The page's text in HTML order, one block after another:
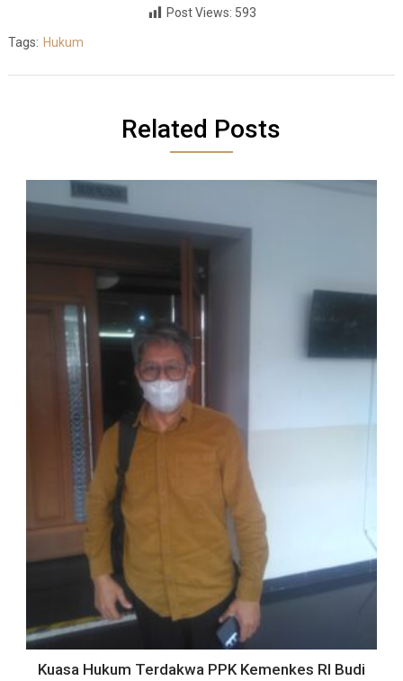
Post Views: 593
Tags: Hukum
Related Posts
Kuasa Hukum Terdakwa PPK Kemenkes RI Budi